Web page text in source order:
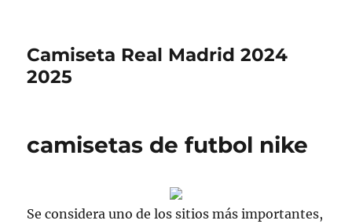
Camiseta Real Madrid 2024
2025
camisetas de futbol nike
Se considera uno de los sitios más importantes,